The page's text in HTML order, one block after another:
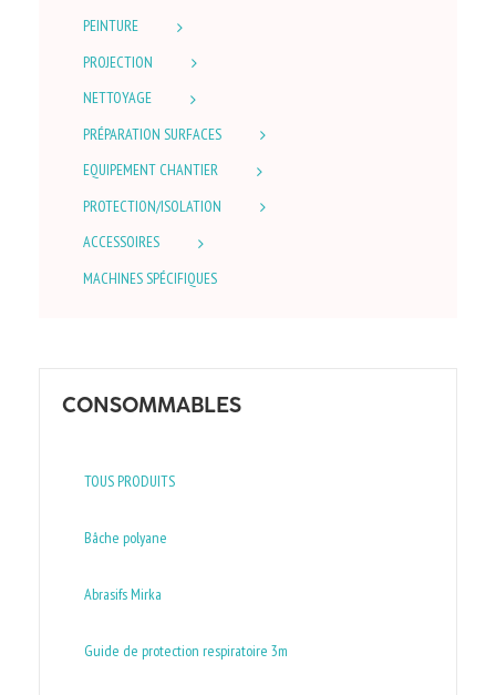
PEINTURE
PROJECTION
NETTOYAGE
PRÉPARATION SURFACES
EQUIPEMENT CHANTIER
PROTECTION/ISOLATION
ACCESSOIRES
MACHINES SPÉCIFIQUES
CONSOMMABLES
TOUS PRODUITS
Bâche polyane
Abrasifs Mirka
Guide de protection respiratoire 3m